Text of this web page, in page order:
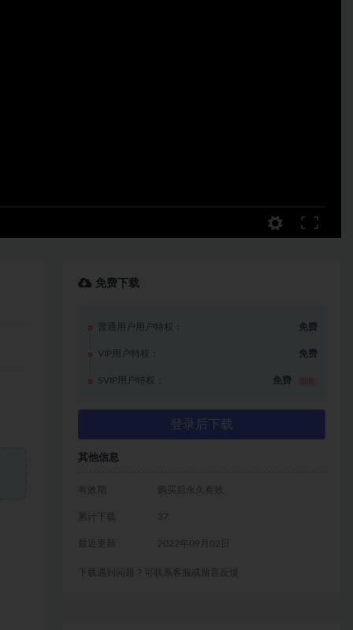
免费下载
普通用户用户特权： 免费
VIP用户特权： 免费
SVIP用户特权： 免费
登录后下载
其他信息
有效期 购买后永久有效
累计下载 37
最近更新 2022年09月02日
下载遇到问题？可联系客服或留言反馈